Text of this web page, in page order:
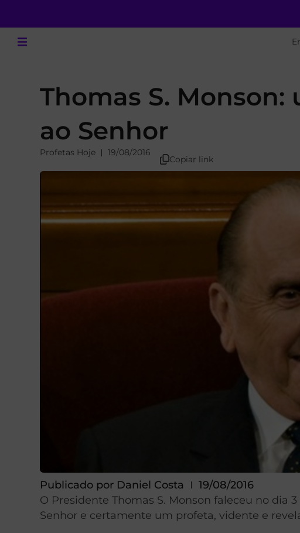
Thomas S.
ao Senhor
Profetas Hoje 19/08/2016
Copiar link
Publicado por Daniel Costa
19/08/2016
O Presidente Thomas S. Monson faleceu no dia
Senhor e certamente um profeta, vidente e